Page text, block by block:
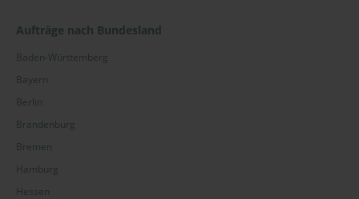
Aufträge nach Bundesland
Baden-Württemberg
Bayern
Berlin
Brandenburg
Bremen
Hamburg
Hessen